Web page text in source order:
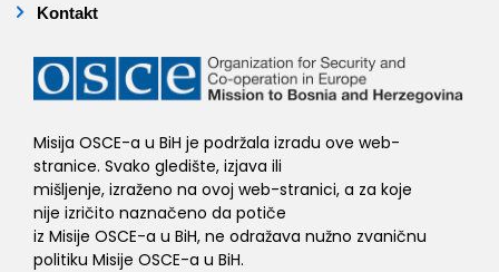
Kontakt
Misija OSCE-a u BiH je podržala izradu ove web-
stranice. Svako gledište, izjava ili
mišljenje, izraženo na ovoj web-stranici, a za koje
nije izričito naznačeno da potiče
iz Misije OSCE-a u BiH, ne odražava nužno zvaničnu
politiku Misije OSCE-a u BiH.